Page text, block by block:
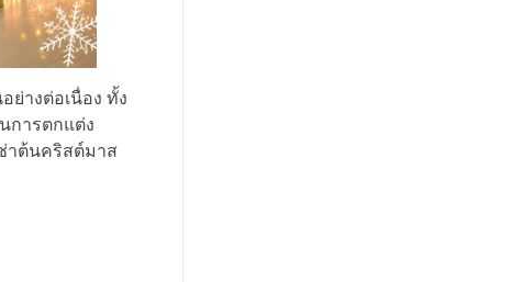
ย่างต่อเนื่อง ทั้ง
การตกแต่ง
าต้นคริสต์มาส